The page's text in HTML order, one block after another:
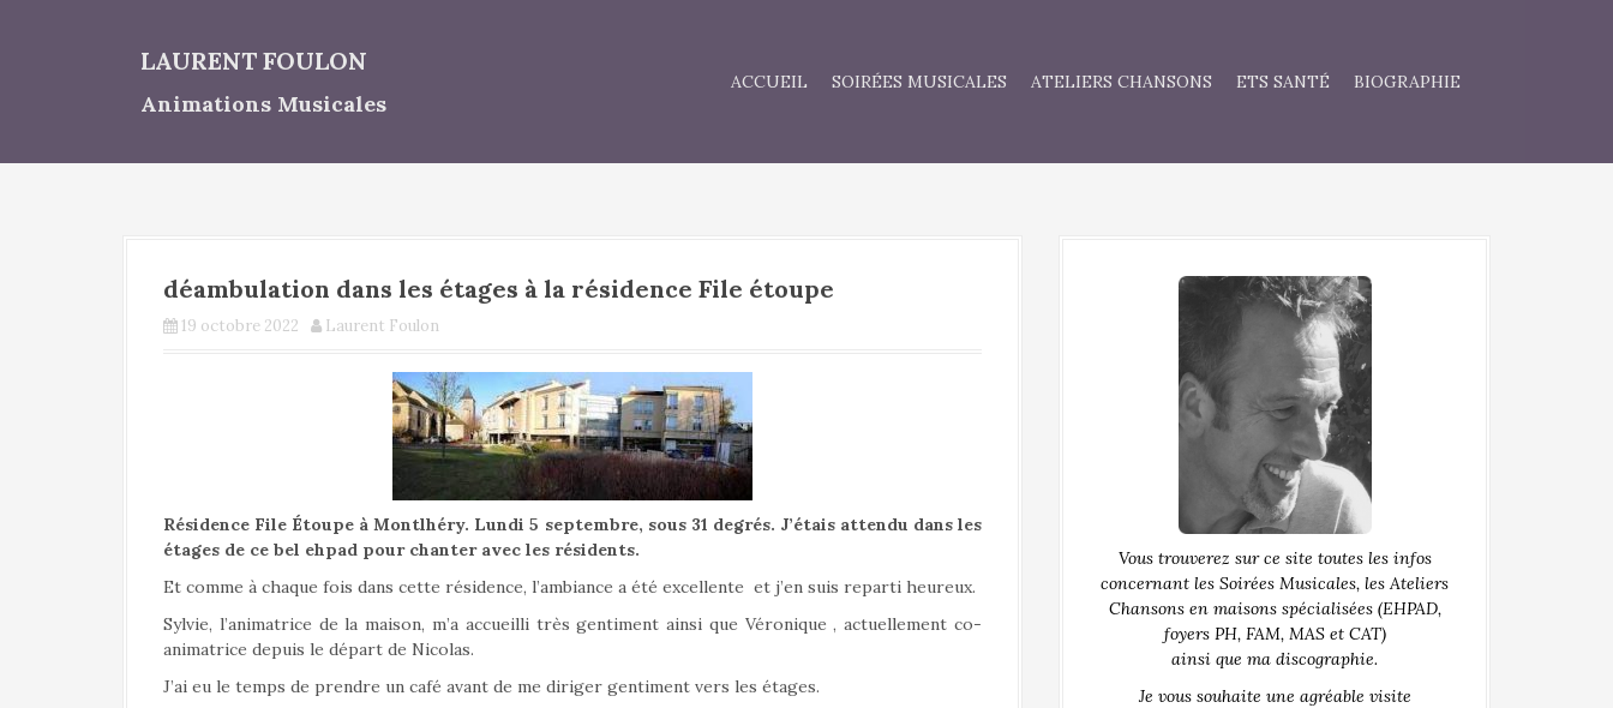
u
LAURENT FOULON
Animations Musicales
ACCUEIL SOIRÉES MUSICALES ATELIERS CHANSONS ETS SANTÉ BIOGRAPHIE
déambulation dans les étages à la résidence File étoupe
19 octobre 2022 Laurent Foulon
Résidence File Étoupe à Montlhéry. Lundi 5 septembre, sous 31 degrés. J’étais attendu dans les
étages de ce bel ehpad pour chanter avec les résidents.
Et comme à chaque fois dans cette résidence, l’ambiance a été excellente et j’en suis reparti heureux.
Sylvie, l’animatrice de la maison, m’a accueilli très gentiment ainsi que Véronique , actuellement co-
animatrice depuis le départ de Nicolas.
J’ai eu le temps de prendre un café avant de me diriger gentiment vers les étages.
Vous trouverez sur ce site toutes les infos
concernant les Soirées Musicales, les Ateliers
Chansons en maisons spécialisées (EHPAD,
foyers PH, FAM, MAS et CAT)
ainsi que ma discographie.
Je vous souhaite une agréable visite